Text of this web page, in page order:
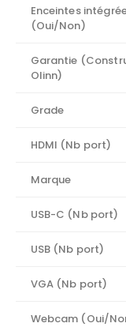
Enceintes
(Oui/Non)
Garantie
Olinn)
Grade
HDMI (Nb port)
Marque
USB-C (Nb port)
USB (Nb port)
VGA (Nb port)
Webcam (Oui/